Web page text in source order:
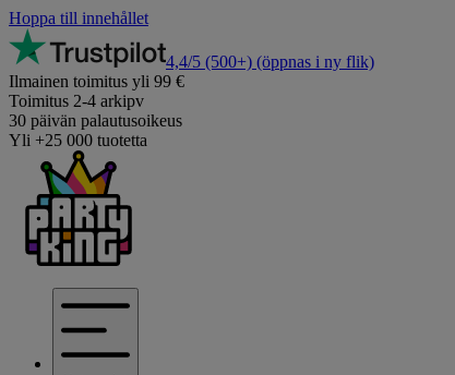
Hoppa till innehållet
4,4/5 (500+) (öppnas i ny flik)
Ilmainen toimitus yli 99 €
Toimitus 2-4 arkipv
30 päivän palautusoikeus
Yli +25 000 tuotetta